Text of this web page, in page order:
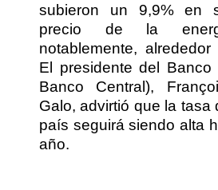
subieron un 9,9% en
precio de la
notablemente,
El presidente del
Banco Central),
Galo, advirtió que la tasa
país seguirá siendo alta
año.